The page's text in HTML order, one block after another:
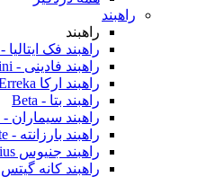
راهبند
راهبند
راهبند فک ایتالیا - Faac
راهبند فادینی - Fadini
راهبند ارکا Erreka
راهبند بتا - Beta
راهبند سیماران - Simaran
راهبند بارزانته - Barzante
راهبند جنیوس Genius
راهبند کانه گیتس Kone Gates